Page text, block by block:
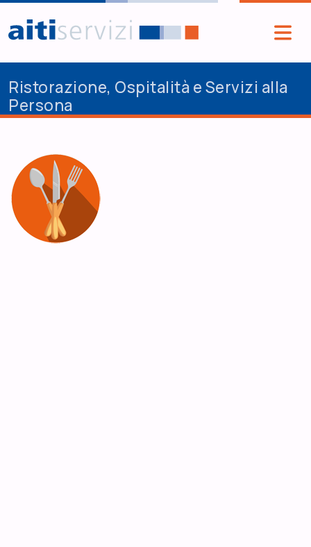
Salta al contenuto principale
Ristorazione, Ospitalità e Servizi alla
Persona